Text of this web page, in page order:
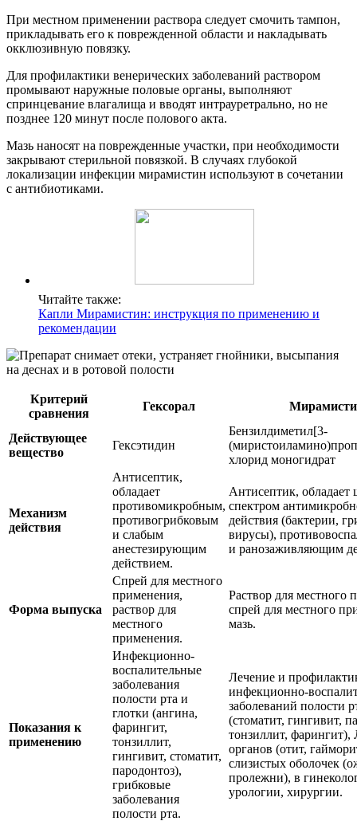
При местном применении раствора следует смочить тампон,
прикладывать его к поврежденной области и накладывать
окклюзивную повязку.
Для профилактики венерических заболеваний раствором
промывают наружные половые органы, выполняют
спринцевание влагалища и вводят интрауретрально, но не
позднее 120 минут после полового акта.
Мазь наносят на поврежденные участки, при необходимости
закрывают стерильной повязкой. В случаях глубокой
локализации инфекции мирамистин используют в сочетании
с антибиотиками.
Читайте также:
Капли Мирамистин: инструкция по применению и
рекомендации
Критерий
сравнения
Гексорал
Действующее
вещество
Гексэтидин
Бензилдиметил[3-
хлорид моногидрат
Механизм
действия
Антисептик,
обладает
противомикробным,
противогрибковым
и слабым
анестезирующим
действием.
Антисептик,
спектром
действия (бактерии,
вирусы),
и ранозаживляющим
Форма выпуска
Спрей для местного
применения,
раствор для
местного
применения.
Раствор для местного
спрей для местного
мазь.
Показания к
применению
Инфекционно-
воспалительные
заболевания
полости рта и
глотки (ангина,
фарингит,
тонзиллит,
гингивит, стоматит,
пародонтоз),
грибковые
заболевания
полости рта.
Лечение и
инфекционно-
заболеваний полости
(стоматит, гингивит,
тонзиллит,
органов (отит,
слизистых оболочек
пролежни), в
урологии, хирургии.